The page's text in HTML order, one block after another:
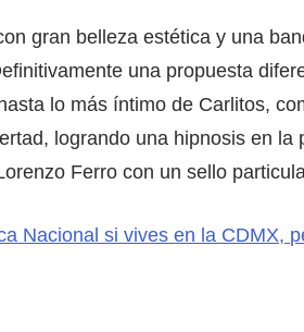
gran belleza estética y una
una propuesta
lo más íntimo de Carlitos,
logrando una hipnosis en la
Ferro con un sello
Nacional si vives en la CDMX,